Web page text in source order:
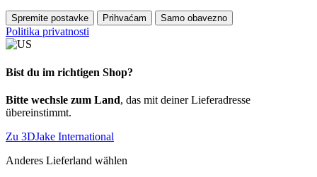
Spremite postavke Prihvaćam Samo obavezno
Politika privatnosti
Bist du im richtigen Shop?
Bitte wechsle zum Land, das mit deiner Lieferadresse
übereinstimmt.
Zu 3DJake International
Anderes Lieferland wählen